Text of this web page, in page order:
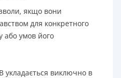
якщо вони
для конкретного
або умов його
укладається виключно в